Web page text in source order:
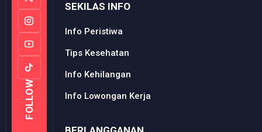
FOLLOW
SEKILAS INFO
Info Peristiwa
Tips Kesehatan
Info Kehilangan
Info Lowongan Kerja